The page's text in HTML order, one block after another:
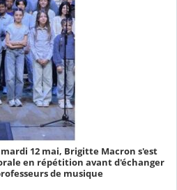
12 mai, Brigitte Macron s'est
en répétition avant d'échanger
de musique